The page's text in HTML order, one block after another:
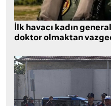
İlk havacı kadın
doktor olmaktan